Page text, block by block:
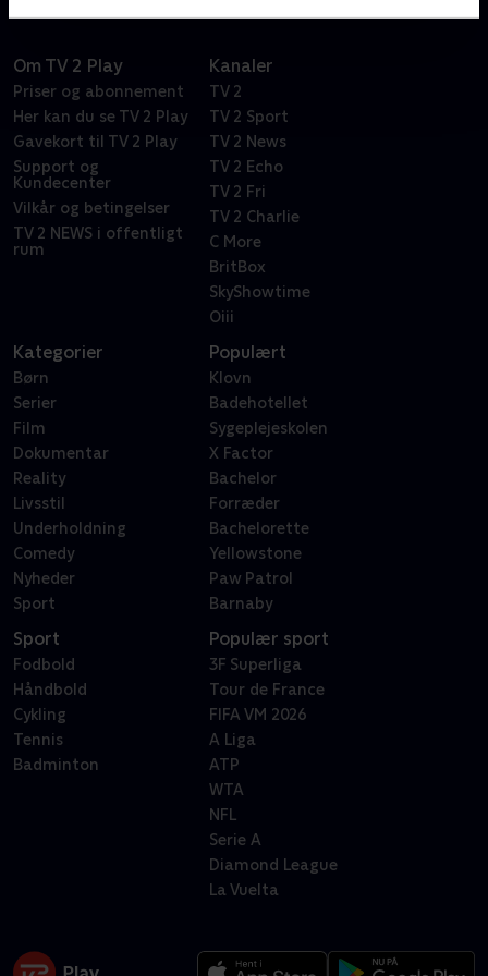
Om TV 2 Play
Priser og abonnement
Her kan du se TV 2 Play
Gavekort til TV 2 Play
Support og
Kundecenter
Vilkår og betingelser
TV 2 NEWS i offentligt
rum
Kanaler
TV 2
TV 2 Sport
TV 2 News
TV 2 Echo
TV 2 Fri
TV 2 Charlie
C More
BritBox
SkyShowtime
Oiii
Kategorier
Børn
Serier
Film
Dokumentar
Reality
Livsstil
Underholdning
Comedy
Nyheder
Sport
Populært
Klovn
Badehotellet
Sygeplejeskolen
X Factor
Bachelor
Forræder
Bachelorette
Yellowstone
Paw Patrol
Barnaby
Sport
Fodbold
Håndbold
Cykling
Tennis
Badminton
Populær sport
3F Superliga
Tour de France
FIFA VM 2026
A Liga
ATP
WTA
NFL
Serie A
Diamond League
La Vuelta